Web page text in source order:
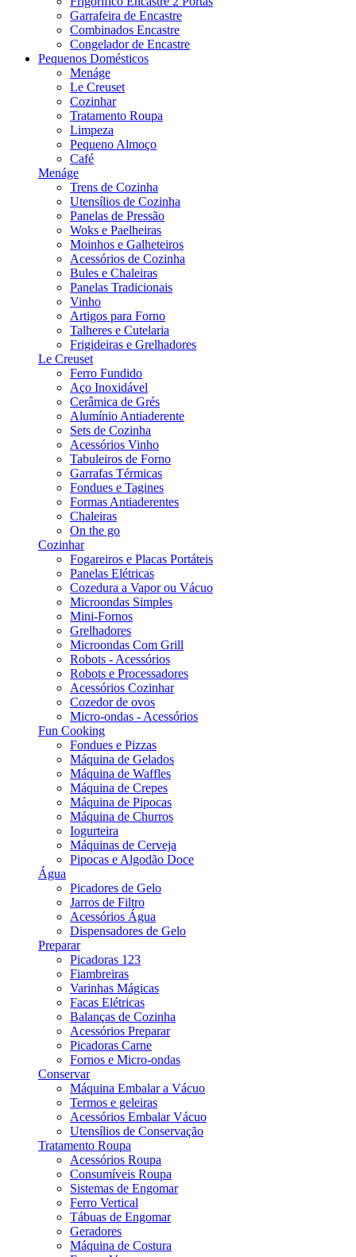
Garrafeira de Encastre
Combinados Encastre
Congelador de Encastre
Pequenos Domésticos
Menáge
Le Creuset
Cozinhar
Tratamento Roupa
Limpeza
Pequeno Almoço
Café
Menáge
Trens de Cozinha
Utensílios de Cozinha
Panelas de Pressão
Woks e Paelheiras
Moinhos e Galheteiros
Acessórios de Cozinha
Bules e Chaleiras
Panelas Tradicionais
Vinho
Artigos para Forno
Talheres e Cutelaria
Frigideiras e Grelhadores
Le Creuset
Ferro Fundido
Aço Inoxidável
Cerâmica de Grés
Alumínio Antiaderente
Sets de Cozinha
Acessórios Vinho
Tabuleiros de Forno
Garrafas Térmicas
Fondues e Tagines
Formas Antiaderentes
Chaleiras
On the go
Cozinhar
Fogareiros e Placas Portáteis
Panelas Elétricas
Cozedura a Vapor ou Vácuo
Microondas Simples
Mini-Fornos
Grelhadores
Microondas Com Grill
Robots - Acessórios
Robots e Processadores
Acessórios Cozinhar
Cozedor de ovos
Micro-ondas - Acessórios
Fun Cooking
Fondues e Pizzas
Máquina de Gelados
Máquina de Waffles
Máquina de Crepes
Máquina de Pipocas
Máquina de Churros
Iogurteira
Máquinas de Cerveja
Pipocas e Algodão Doce
Água
Picadores de Gelo
Jarros de Filtro
Acessórios Água
Dispensadores de Gelo
Preparar
Picadoras 123
Fiambreiras
Varinhas Mágicas
Facas Elétricas
Balanças de Cozinha
Acessórios Preparar
Picadoras Carne
Fornos e Micro-ondas
Conservar
Máquina Embalar a Vácuo
Termos e geleiras
Acessórios Embalar Vácuo
Utensílios de Conservação
Tratamento Roupa
Acessórios Roupa
Consumíveis Roupa
Sistemas de Engomar
Ferro Vertical
Tábuas de Engomar
Geradores
Máquina de Costura